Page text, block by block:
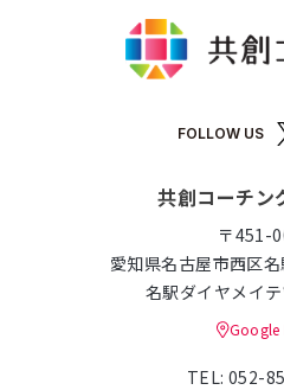
FOLLOW US
共創コーチン
〒451-
愛知県名古屋市西区
名駅ダイヤメイ
Google
TEL: 052-